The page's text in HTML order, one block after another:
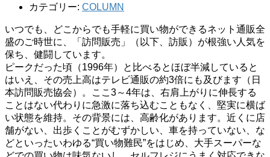
カテゴリー: COLUMN
いつでも、どこからでも手軽に買い物ができるネット通販全
盛のご時世に、「訪問販売」（以下、訪販）が根強い人気を
保ち、健闘しています。
ピークだった頃（1996年）と比べるとほぼ半減していると
はいえ、その売上高はテレビ通販の約3倍にも及びます（日
本訪問販売協会）。ここ3～4年は、右肩上がりに伸長する
ことはない代わりに急激に落ち込むこともなく、堅実に横ば
い状態を維持。その背景には、高齢化があります。近くに店
舗がない、出歩くことがむずかしい、車を持っていない、な
どといったいわゆる“買い物難民”をはじめ、大手スーパーな